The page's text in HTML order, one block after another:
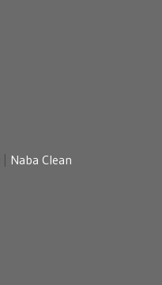
Naba Clean